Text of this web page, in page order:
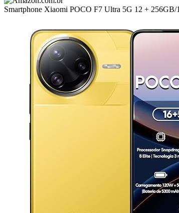
Smartphone Xiaomi POCO F7 Ultra 5G 12 +